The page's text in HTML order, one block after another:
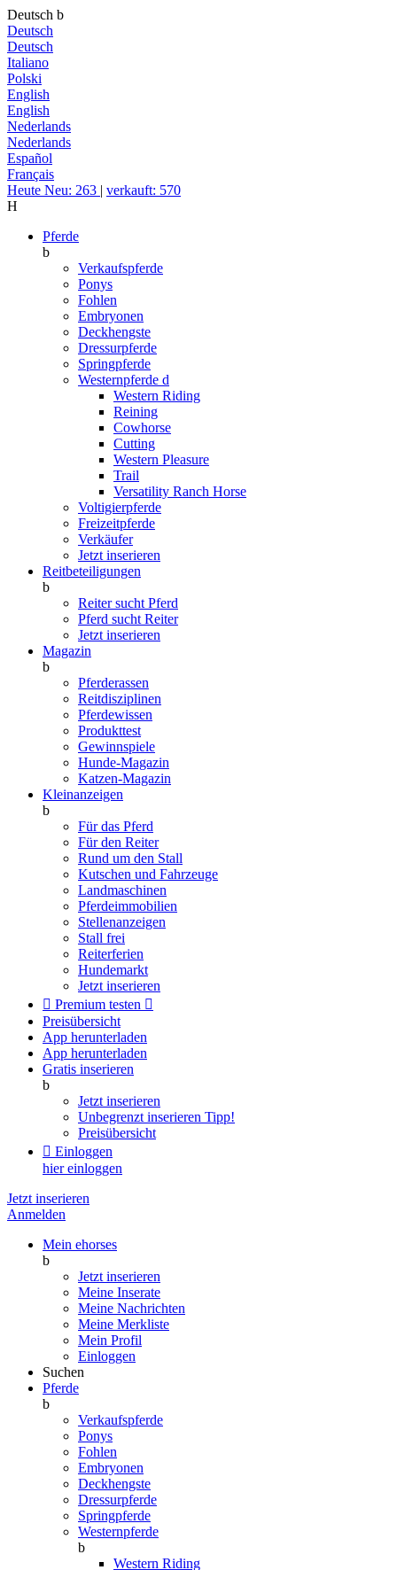
Deutsch b
Deutsch
Deutsch
Italiano
Polski
English
English
Nederlands
Nederlands
Español
Français
Heute Neu: 263 | verkauft: 570
H
Pferde
b
Verkaufspferde
Ponys
Fohlen
Embryonen
Deckhengste
Dressurpferde
Springpferde
Westernpferde d
Western Riding
Reining
Cowhorse
Cutting
Western Pleasure
Trail
Versatility Ranch Horse
Voltigierpferde
Freizeitpferde
Verkäufer
Jetzt inserieren
Reitbeteiligungen
b
Reiter sucht Pferd
Pferd sucht Reiter
Jetzt inserieren
Magazin
b
Pferderassen
Reitdisziplinen
Pferdewissen
Produkttest
Gewinnspiele
Hunde-Magazin
Katzen-Magazin
Kleinanzeigen
b
Für das Pferd
Für den Reiter
Rund um den Stall
Kutschen und Fahrzeuge
Landmaschinen
Pferdeimmobilien
Stellenanzeigen
Stall frei
Reiterferien
Hundemarkt
Jetzt inserieren
 Premium testen 
Preisübersicht
App herunterladen
App herunterladen
Gratis inserieren
b
Jetzt inserieren
Unbegrenzt inserieren Tipp!
Preisübersicht
 Einloggen
hier einloggen
Jetzt inserieren
Anmelden
Mein ehorses
b
Jetzt inserieren
Meine Inserate
Meine Nachrichten
Meine Merkliste
Mein Profil
Einloggen
Suchen
Pferde
b
Verkaufspferde
Ponys
Fohlen
Embryonen
Deckhengste
Dressurpferde
Springpferde
Westernpferde
b
Western Riding